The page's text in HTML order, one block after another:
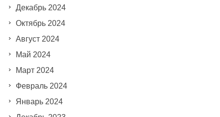
Декабрь 2024
Октябрь 2024
Август 2024
Май 2024
Март 2024
Февраль 2024
Январь 2024